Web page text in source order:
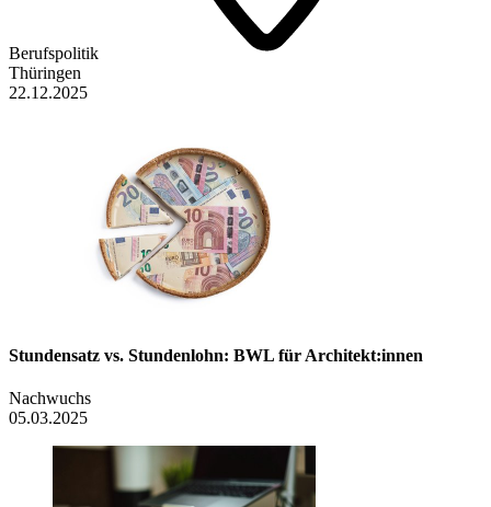
Berufspolitik
Thüringen
22.12.2025
Stundensatz vs. Stundenlohn: BWL für Architekt:innen
Nachwuchs
05.03.2025